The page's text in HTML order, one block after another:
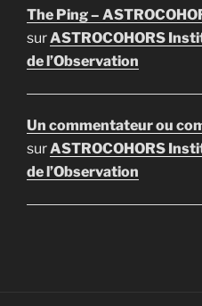
The Ping –
surASTROCOHORS
de l’Observation
Un commentateur ou
surASTROCOHORS
de l’Observation